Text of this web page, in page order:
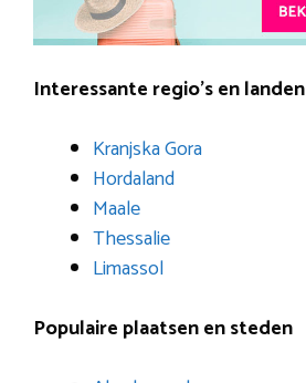
Interessante regio’s en landen
Kranjska Gora
Hordaland
Maale
Thessalie
Limassol
Populaire plaatsen en steden